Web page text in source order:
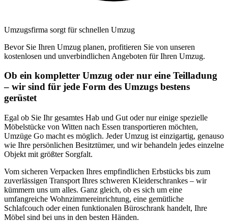
Umzugsfirma sorgt für schnellen Umzug
Bevor Sie Ihren Umzug planen, profitieren Sie von unseren
kostenlosen und unverbindlichen Angeboten für Ihren Umzug.
Ob ein kompletter Umzug oder nur eine Teilladung
– wir sind für jede Form des Umzugs bestens
gerüstet
Egal ob Sie Ihr gesamtes Hab und Gut oder nur einige spezielle
Möbelstücke von Witten nach Essen transportieren möchten,
Umzüge Go macht es möglich. Jeder Umzug ist einzigartig, genauso
wie Ihre persönlichen Besitztümer, und wir behandeln jedes einzelne
Objekt mit größter Sorgfalt.
Vom sicheren Verpacken Ihres empfindlichen Erbstücks bis zum
zuverlässigen Transport Ihres schweren Kleiderschrankes – wir
kümmern uns um alles. Ganz gleich, ob es sich um eine
umfangreiche Wohnzimmereinrichtung, eine gemütliche
Schlafcouch oder einen funktionalen Büroschrank handelt, Ihre
Möbel sind bei uns in den besten Händen.